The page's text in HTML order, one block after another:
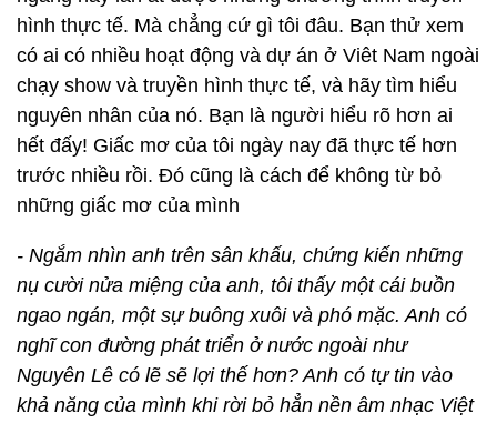
hình thực tế. Mà chẳng cứ gì tôi đâu. Bạn thử xem
có ai có nhiều hoạt động và dự án ở Viêt Nam ngoài
chạy show và truyền hình thực tế, và hãy tìm hiểu
nguyên nhân của nó. Bạn là người hiểu rõ hơn ai
hết đấy! Giấc mơ của tôi ngày nay đã thực tế hơn
trước nhiều rồi. Đó cũng là cách để không từ bỏ
những giấc mơ của mình
- Ngắm nhìn anh trên sân khấu, chứng kiến những
nụ cười nửa miệng của anh, tôi thấy một cái buồn
ngao ngán, một sự buông xuôi và phó mặc. Anh có
nghĩ con đường phát triển ở nước ngoài như
Nguyên Lê có lẽ sẽ lợi thế hơn? Anh có tự tin vào
khả năng của mình khi rời bỏ hẳn nền âm nhạc Việt